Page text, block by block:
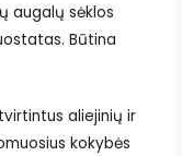
augalų sėklos
Būtina
aliejinių ir
kokybės